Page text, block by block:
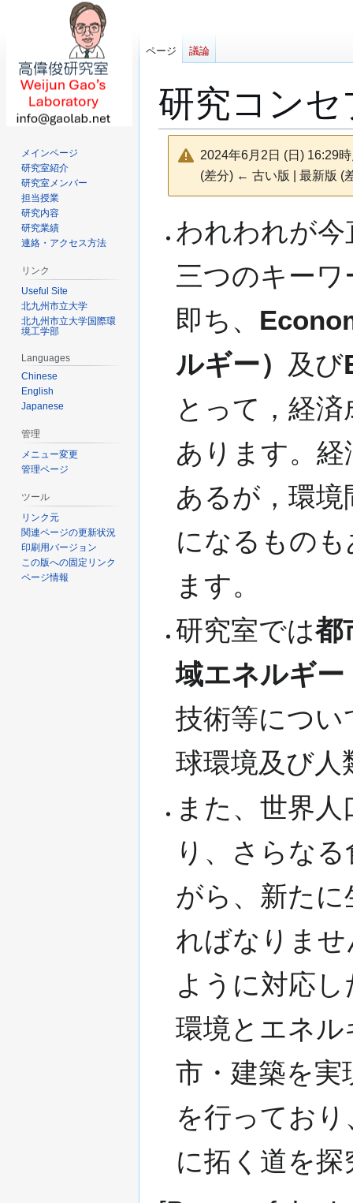
研究コンセ
2024年6月2日 (日) 16:29
(差分) ← 古い版 | 最新版 (
ビ
索
われわれが
三つのキー
即ち、
ルギー） 及び
とって，経
あります。
あるが，環
になるもの
ます。
研究室では都
域エネルギー
技術等につ
球環境及び
また、世界
り、さらな
がら、新た
ればなりま
ように対応
環境とエネ
市・建築を実
を行ってお
に拓く道を
ページ 議論
メインページ
研究室紹介
研究室メンバー
担当授業
研究内容
研究業績
連絡・アクセス方法
リンク
Useful Site
北九州市立大学
北九州市立大学国際環
境工学部
Languages
Chinese
English
Japanese
管理
メニュー変更
管理ページ
ツール
リンク元
関連ページの更新状況
印刷用バージョン
この版への固定リンク
ページ情報